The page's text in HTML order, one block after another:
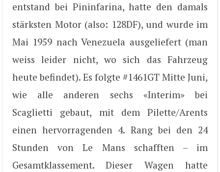
entstand bei Pininfarina, hatte den damals
stärksten Motor (also: 128DF), und wurde im
Mai 1959 nach Venezuela ausgeliefert (man
weiss leider nicht, wo sich das Fahrzeug
heute befindet). Es folgte #1461GT Mitte Juni,
wie alle anderen sechs «Interim» bei
Scaglietti gebaut, mit dem Pilette/Arents
einen hervorragenden 4. Rang bei den 24
Stunden von Le Mans schafften – im
Gesamtklassement. Dieser Wagen hatte